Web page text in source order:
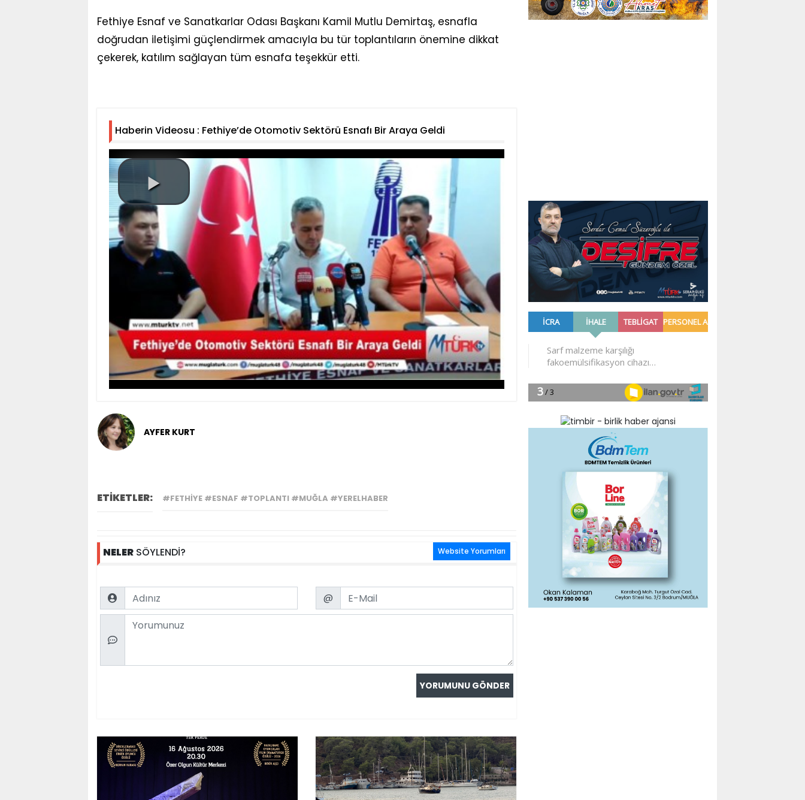
Fethiye Esnaf ve Sanatkarlar Odası Başkanı Kamil Mutlu Demirtaş, esnafla
doğrudan iletişimi güçlendirmek amacıyla bu tür toplantıların önemine dikkat
çekerek, katılım sağlayan tüm esnafa teşekkür etti.
Haberin Videosu : Fethiye’de Otomotiv Sektörü Esnafı Bir Araya Geldi
AYFER KURT
ETİKETLER: #FETHIYE #ESNAF #TOPLANTI #MUĞLA #YERELHABER
NELER SÖYLENDİ? Website Yorumları
Name Email
@
Comment